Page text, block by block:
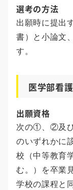
選考の方法
出願時に提出
書）と小論文
す。
医学部看
出願資格
次の①、②及
のいずれかに
校（中等教育
む。）を卒業
学校の課程と